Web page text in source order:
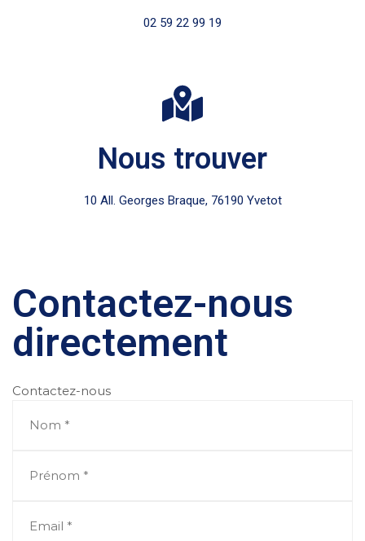
02 59 22 99 19
Nous trouver
10 All. Georges Braque, 76190 Yvetot
Contactez-nous
directement
Contactez-nous